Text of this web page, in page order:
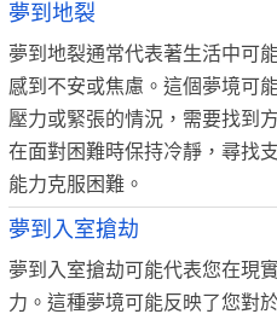
夢到地裂
夢到地裂通常代表著生活中可
感到不安或焦慮。這個夢境可
壓力或緊張的情況，需要找到
在面對困難時保持冷靜，尋找
能力克服困難。
夢到入室搶劫
夢到入室搶劫可能代表您在現
力。這種夢境可能反映了您對